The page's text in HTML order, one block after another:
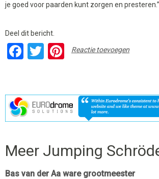
je goed voor paarden kunt zorgen en presteren.”
Deel dit bericht.
Facebook
TwitterPinterest
Reactie toevoegen
Meer Jumping
Bas van der Aa ware grootmeester